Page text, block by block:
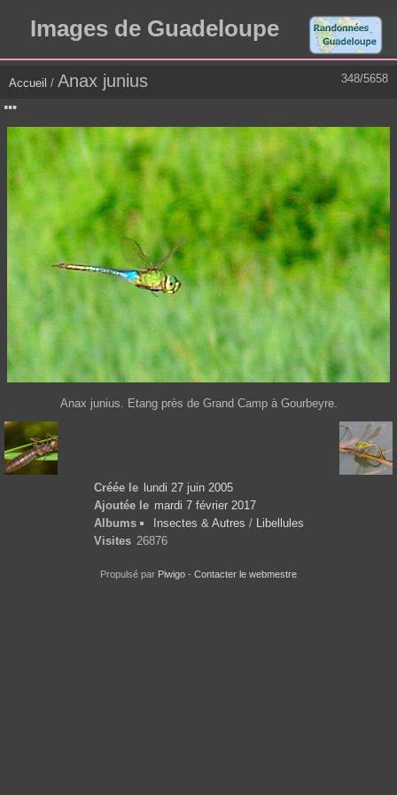
Images de Guadeloupe
348/5658
Accueil / Anax junius
Anax junius. Etang près de Grand Camp à Gourbeyre.
Créée le
lundi 27 juin 2005
Ajoutée le mardi 7 février 2017
Albums
Insectes & Autres / Libellules
Visites 26876
Propulsé par Piwigo - Contacter le webmestre